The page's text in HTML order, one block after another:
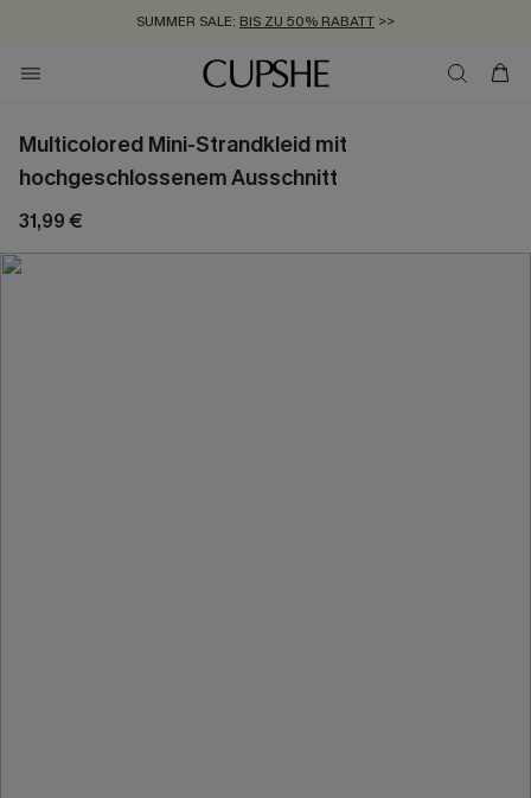
SUMMER SALE: BIS ZU 50% RABATT >>
ZUM NEWSLETTER:BIS ZU -20% EXTRA ERHALTEN
KOSTENLOSER VERSAND AB 89 €
Multicolored Mini-Strandkleid mit
hochgeschlossenem Ausschnitt
31,99 €